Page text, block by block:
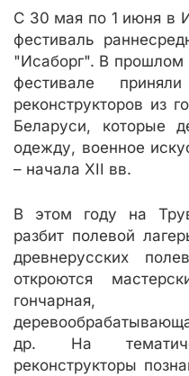
С 30 мая по 1 июня в
фестиваль
"Исаборг". В прошлом
фестивале
реконструкторов из
Беларуси, которые
одежду, военное
– начала XII вв.
В этом году на
разбит полевой
древнерусских
откроются
гончарная,
др. На
реконструкторы